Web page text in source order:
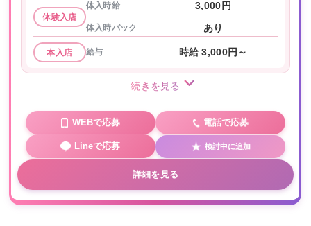
体験入店
体入時給 3,000円
体入時バック あり
本入店 給与 時給 3,000円～
続きを見る
WEBで応募 電話で応募
Lineで応募 検討中に追加
詳細を見る